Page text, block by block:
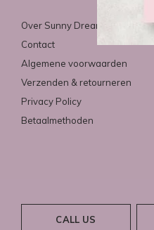
Over Sunny Dreams & Mirazo
Contact
Algemene voorwaarden
Verzenden & retourneren
Privacy Policy
Betaalmethoden
CALL US